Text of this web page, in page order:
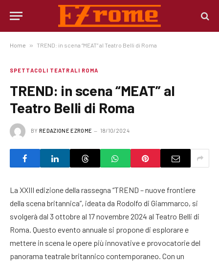
Home » TREND: in scena “MEAT” al Teatro Belli di Roma
SPETTACOLI TEATRALI ROMA
TREND: in scena “MEAT” al
Teatro Belli di Roma
BY REDAZIONE EZROME 18/10/2024
La XXIII edizione della rassegna “TREND – nuove frontiere
della scena britannica”, ideata da Rodolfo di Giammarco, si
svolgerà dal 3 ottobre al 17 novembre 2024 al Teatro Belli di
Roma. Questo evento annuale si propone di esplorare e
mettere in scena le opere più innovative e provocatorie del
panorama teatrale britannico contemporaneo. Con un